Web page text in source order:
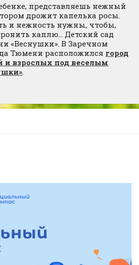
представляешь нежный
дрожит капелька росы.
и нежность нужны, чтобы,
каплю… Детский сад
«Веснушки». В Заречном
Тюмени расположился город
и взрослых под веселым
.